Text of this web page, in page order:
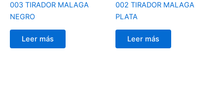
003 TIRADOR MALAGA
NEGRO
Leer más
002 TIRADOR MALAGA
PLATA
Leer más